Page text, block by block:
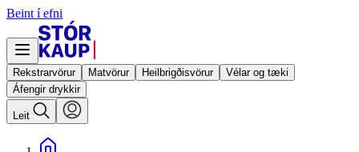
Beint í efni
Rekstrarvörur Matvörur Heilbrigðisvörur
Vélar og tæki
Áfengir drykkir
Leit